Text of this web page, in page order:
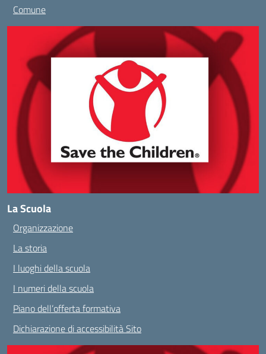
Comune
La Scuola
Organizzazione
La storia
I luoghi della scuola
I numeri della scuola
Piano dell’offerta formativa
Dichiarazione di accessibilità Sito